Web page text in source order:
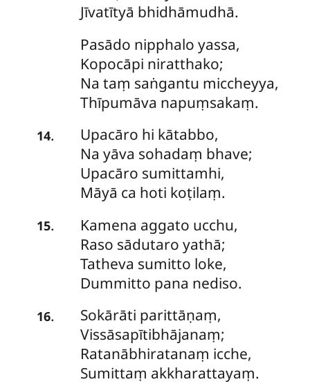
Jīvatītyā bhidhāmudhā.
Pasādo nipphalo yassa,
Kopocāpi niratthako;
Na taṃ saṅgantu miccheyya,
Thīpumāva napuṃsakaṃ.
14. Upacāro hi kātabbo,
Na yāva sohadaṃ bhave;
Upacāro sumittamhi,
Māyā ca hoti koṭilaṃ.
15. Kamena aggato ucchu,
Raso sādutaro yathā;
Tatheva sumitto loke,
Dummitto pana nediso.
16. Sokārāti parittāṇaṃ,
Vissāsapītibhājanaṃ;
Ratanābhiratanaṃ icche,
Sumittaṃ akkharattayaṃ.